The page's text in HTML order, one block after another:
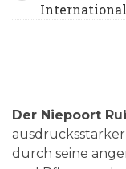
Der Niepoort
durch seine